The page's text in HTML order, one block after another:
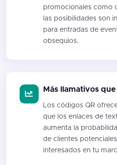
promocionales como
las posibilidades son
para entradas de
obsequios.
Más llamativos
Los códigos QR
que los enlaces de
aumenta la
de clientes
interesados en tu